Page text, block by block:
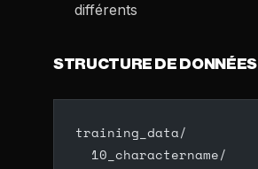
différents
STRUCTURE DE DONNÉES
training_data/
  10_charactername/